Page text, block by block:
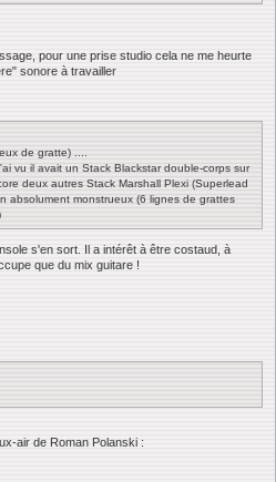
pour une prise studio cela ne me heurte
sonore à travailler
de gratte) ....
vu il avait un Stack Blackstar double-corps sur
deux autres Stack Marshall Plexi (Superlead
absolument monstrueux (6 lignes de grattes
s'en sort. Il a intérêt à être costaud, à
que du mix guitare !
air de Roman Polanski :